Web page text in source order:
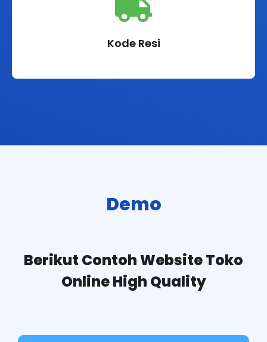
Kode Resi
Demo
Berikut Contoh Website Toko
Online High Quality